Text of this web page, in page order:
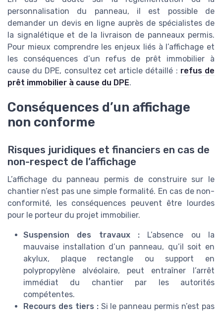
personnalisation du panneau, il est possible de
demander un devis en ligne auprès de spécialistes de
la signalétique et de la livraison de panneaux permis.
Pour mieux comprendre les enjeux liés à l’affichage et
les conséquences d’un refus de prêt immobilier à
cause du DPE, consultez cet article détaillé : refus de
prêt immobilier à cause du DPE.
Conséquences d’un affichage
non conforme
Risques juridiques et financiers en cas de
non-respect de l’affichage
L’affichage du panneau permis de construire sur le
chantier n’est pas une simple formalité. En cas de non-
conformité, les conséquences peuvent être lourdes
pour le porteur du projet immobilier.
Suspension des travaux : L’absence ou la
mauvaise installation d’un panneau, qu’il soit en
akylux, plaque rectangle ou support en
polypropylène alvéolaire, peut entraîner l’arrêt
immédiat du chantier par les autorités
compétentes.
Recours des tiers :Si le panneau permis n’est pas